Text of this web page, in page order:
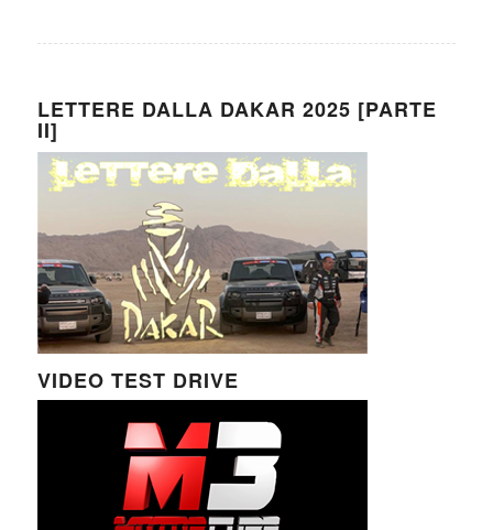
LETTERE DALLA DAKAR 2025 [PARTE
II]
VIDEO TEST DRIVE